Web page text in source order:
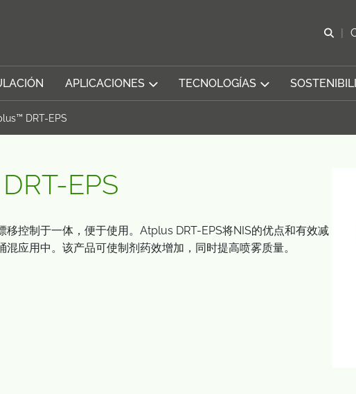
APLICACIONES TECNOLOGÍAS
DRT-EPS
EPS
移控制于一体，便于使用。Atplus DRT-EPS将NIS的优点和有效减
混应用中。该产品可使制剂药效增加，同时提高喷雾质量。